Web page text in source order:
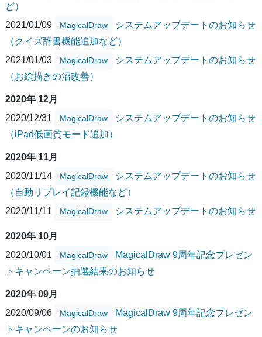
ど）
2021/01/09
MagicalDraw
システムアップデートのお知らせ
（クイズ辞書機能追加など）
2021/01/03
MagicalDraw
システムアップデートのお知らせ
（お絵描きの沼改善）
2020年 12月
2020/12/31
MagicalDraw
システムアップデートのお知らせ
（iPad低画質モード追加）
2020年 11月
2020/11/14
MagicalDraw
システムアップデートのお知らせ
（自動リプレイ記録機能など）
2020/11/11
MagicalDraw システムアップデートのお知らせ
2020年 10月
2020/10/01
MagicalDraw
MagicalDraw 9周年記念プレゼン
トキャンペーン抽選結果のお知らせ
2020年 09月
2020/09/06
MagicalDraw
MagicalDraw 9周年記念プレゼン
トキャンペーンのお知らせ